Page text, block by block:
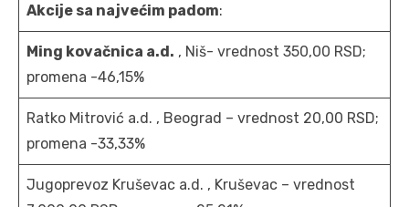
Akcije sa najvećim padom:
Ming kovačnica a.d. , Niš- vrednost 350,00 RSD;
promena -46,15%
Ratko Mitrović a.d. , Beograd – vrednost 20,00 RSD;
promena -33,33%
Jugoprevoz Kruševac a.d. , Kruševac – vrednost